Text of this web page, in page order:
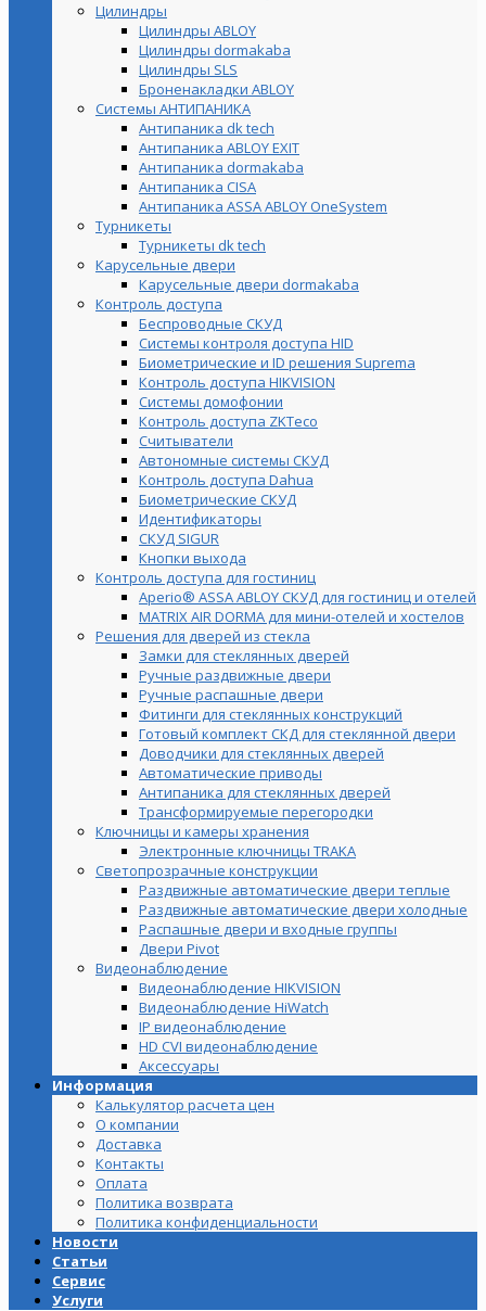
Цилиндры
Цилиндры ABLOY
Цилиндры dormakaba
Цилиндры SLS
Броненакладки ABLOY
Системы АНТИПАНИКА
Антипаника dk tech
Антипаника ABLOY EXIT
Антипаника dormakaba
Антипаника СISA
Антипаника ASSA ABLOY OneSystem
Турникеты
Турникеты dk tech
Карусельные двери
Карусельные двери dormakaba
Контроль доступа
Беспроводные СКУД
Системы контроля доступа HID
Биометрические и ID решения Suprema
Контроль доступа HIKVISION
Системы домофонии
Контроль доступа ZKTeco
Считыватели
Автономные системы СКУД
Контроль доступа Dahua
Биометрические СКУД
Идентификаторы
СКУД SIGUR
Кнопки выхода
Контроль доступа для гостиниц
Aperio® ASSA ABLOY СКУД для гостиниц и отелей
MATRIX AIR DORMA для мини-отелей и хостелов
Решения для дверей из стекла
Замки для стеклянных дверей
Ручные раздвижные двери
Ручные распашные двери
Фитинги для стеклянных конструкций
Готовый комплект СКД для стеклянной двери
Доводчики для стеклянных дверей
Автоматические приводы
Антипаника для стеклянных дверей
Трансформируемые перегородки
Ключницы и камеры хранения
Электронные ключницы TRAKA
Светопрозрачные конструкции
Раздвижные автоматические двери теплые
Раздвижные автоматические двери холодные
Распашные двери и входные группы
Двери Pivot
Видеонаблюдение
Видеонаблюдение HIKVISION
Видеонаблюдение HiWatch
IP видеонаблюдение
HD CVI видеонаблюдение
Аксессуары
Информация
Калькулятор расчета цен
О компании
Доставка
Контакты
Оплата
Политика возврата
Политика конфиденциальности
Новости
Статьи
Сервис
Услуги